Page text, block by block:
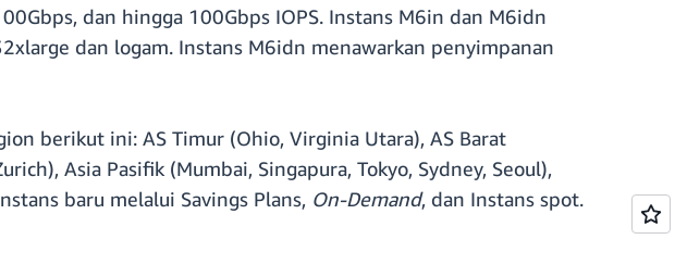
dan hingga 100Gbps IOPS. Instans M6in dan M6idn
dan logam. Instans M6idn menawarkan penyimpanan
berikut ini: AS Timur (Ohio, Virginia Utara), AS Barat
Asia Pasifik (Mumbai, Singapura, Tokyo, Sydney, Seoul),
baru melalui Savings Plans, On-Demand, dan Instans spot.